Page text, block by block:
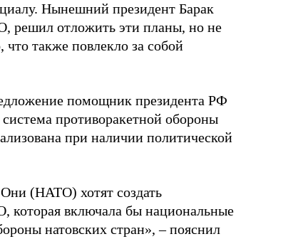
Нынешний президент Барак
решил отложить эти планы, но не
что также повлекло за собой
помощник президента РФ
противоракетной обороны
при наличии политической
(НАТО) хотят создать
которая включала бы национальные
натовских стран», – пояснил